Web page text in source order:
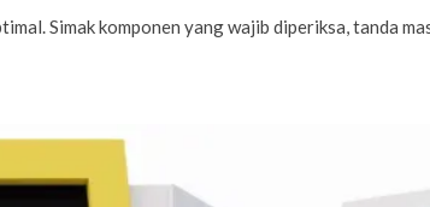
Simak komponen yang wajib diperiksa, tanda